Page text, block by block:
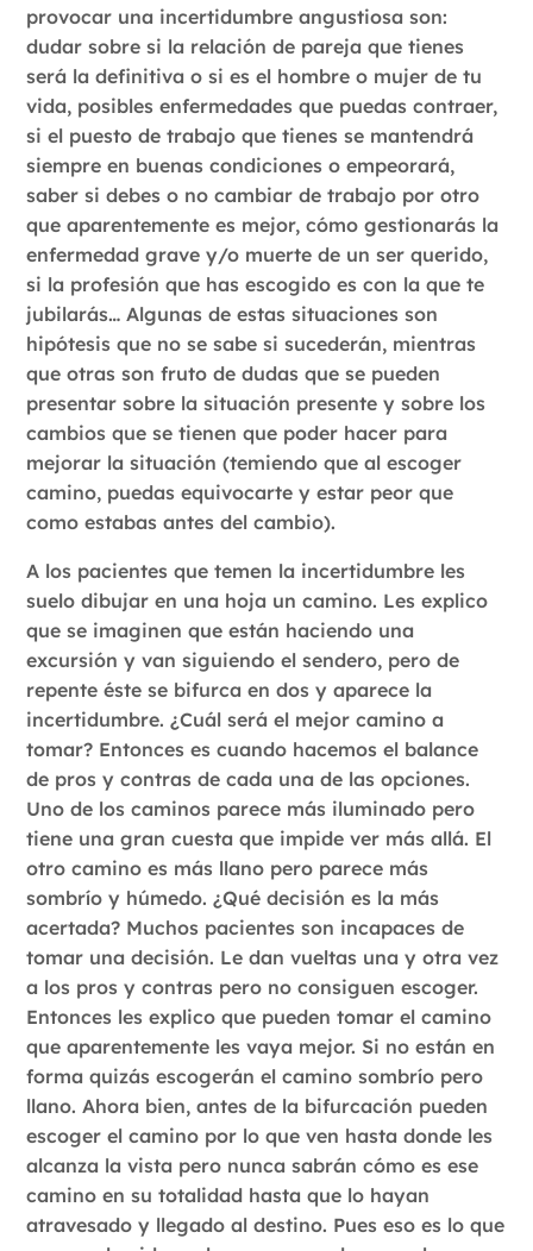
provocar una incertidumbre angustiosa son:
dudar sobre si la relación de pareja que tienes
será la definitiva o si es el hombre o mujer de tu
vida, posibles enfermedades que puedas contraer,
si el puesto de trabajo que tienes se mantendrá
siempre en buenas condiciones o empeorará,
saber si debes o no cambiar de trabajo por otro
que aparentemente es mejor, cómo gestionarás la
enfermedad grave y/o muerte de un ser querido,
si la profesión que has escogido es con la que te
jubilarás… Algunas de estas situaciones son
hipótesis que no se sabe si sucederán, mientras
que otras son fruto de dudas que se pueden
presentar sobre la situación presente y sobre los
cambios que se tienen que poder hacer para
mejorar la situación (temiendo que al escoger
camino, puedas equivocarte y estar peor que
como estabas antes del cambio).
A los pacientes que temen la incertidumbre les
suelo dibujar en una hoja un camino. Les explico
que se imaginen que están haciendo una
excursión y van siguiendo el sendero, pero de
repente éste se bifurca en dos y aparece la
incertidumbre. ¿Cuál será el mejor camino a
tomar? Entonces es cuando hacemos el balance
de pros y contras de cada una de las opciones.
Uno de los caminos parece más iluminado pero
tiene una gran cuesta que impide ver más allá. El
otro camino es más llano pero parece más
sombrío y húmedo. ¿Qué decisión es la más
acertada? Muchos pacientes son incapaces de
tomar una decisión. Le dan vueltas una y otra vez
a los pros y contras pero no consiguen escoger.
Entonces les explico que pueden tomar el camino
que aparentemente les vaya mejor. Si no están en
forma quizás escogerán el camino sombrío pero
llano. Ahora bien, antes de la bifurcación pueden
escoger el camino por lo que ven hasta donde les
alcanza la vista pero nunca sabrán cómo es ese
camino en su totalidad hasta que lo hayan
atravesado y llegado al destino. Pues eso es lo que